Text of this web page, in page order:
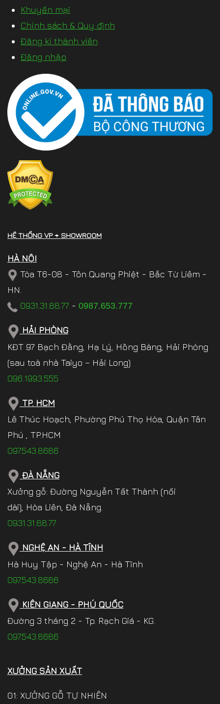
Khuyến mại
Chính sách & Quy định
Đăng kí thành viên
Đăng nhập
HỆ THỐNG VP + SHOWROOM
HÀ NỘI
Tòa T6-08 - Tôn Quang Phiệt - Bắc Từ Liêm -
HN.
0931.31.88.77 - 0987.653.777
HẢI PHÒNG
KĐT 97 Bạch Đằng, Hạ Lý, Hồng Bàng, Hải Phòng
(sau toà nhà Taiyo – Hải Long)
096.1993.555
TP. HCM
Lê Thúc Hoạch, Phường Phú Thọ Hòa, Quận Tân
Phú , TP.HCM
097.543.8686
ĐÀ NẴNG
Xưởng gỗ: Đường Nguyễn Tất Thành (nối
dài), Hòa Liên, Đà Nẵng.
0931.31.88.77
NGHỆ AN - HÀ TĨNH
Hà Huy Tập - Nghệ An - Hà Tĩnh
097.543.8686
KIÊN GIANG - PHÚ QUỐC
Đường 3 tháng 2 - Tp. Rạch Giá - KG.
097.543.8686
XƯỞNG SẢN XUẤT
01: XƯỞNG GỖ TỰ NHIÊN